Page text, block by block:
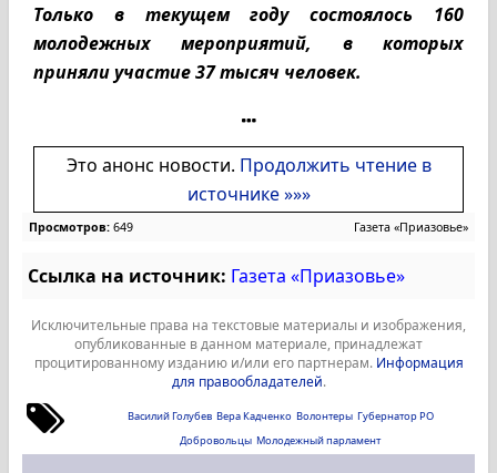
Только в текущем году состоялось 160
молодежных мероприятий, в которых
приняли участие 37 тысяч человек.
Это анонс новости. Продолжить чтение в
источнике »»»
Просмотров: 649 Газета «Приазовье»
Ссылка на источник: Газета «Приазовье»
Исключительные права на текстовые материалы и изображения,
опубликованные в данном материале, принадлежат
процитированному изданию и/или его партнерам. Информация
для правообладателей.
Василий Голубев Вера Кадченко Волонтеры Губернатор РО
Добровольцы Молодежный парламент